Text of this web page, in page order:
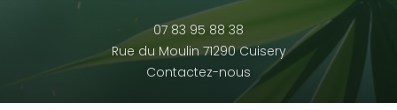
07 83 95 88 38
Rue du Moulin 71290 Cuisery
Contactez-nous